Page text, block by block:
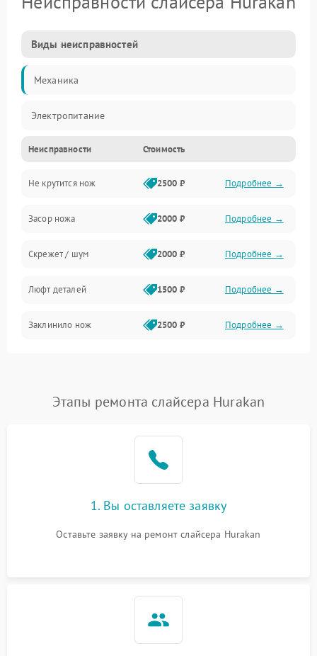
Виды неисправностей
Механика
Электропитание
Неисправности Стоимость
Не крутится нож 2500 ₽ Подробнее →
Засор ножа 2000 ₽ Подробнее →
Скрежет / шум 2000 ₽ Подробнее →
Люфт деталей 1500 ₽ Подробнее →
Заклинило нож 2500 ₽ Подробнее →
Этапы ремонта слайсера Hurakan
1. Вы оставляете заявку
Оставьте заявку на ремонт слайсера Hurakan